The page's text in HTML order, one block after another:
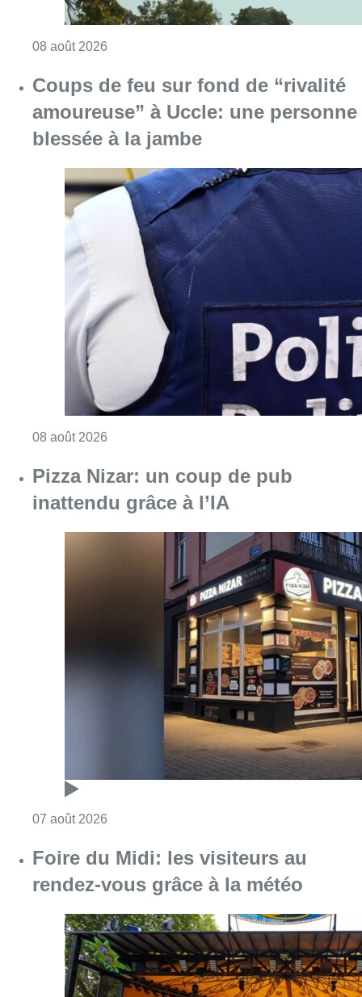
08 août 2026 Consulter l'article "Coups de feu sur fond
Pizza Nizar: un coup de pub
inattendu grâce à l’IA
Consulter l'article "Pizza Nizar: un coup de
Foire du Midi: les visiteurs au
rendez-vous grâce à la météo
07 août 2026 Consulter l'article "Foire du Midi: les